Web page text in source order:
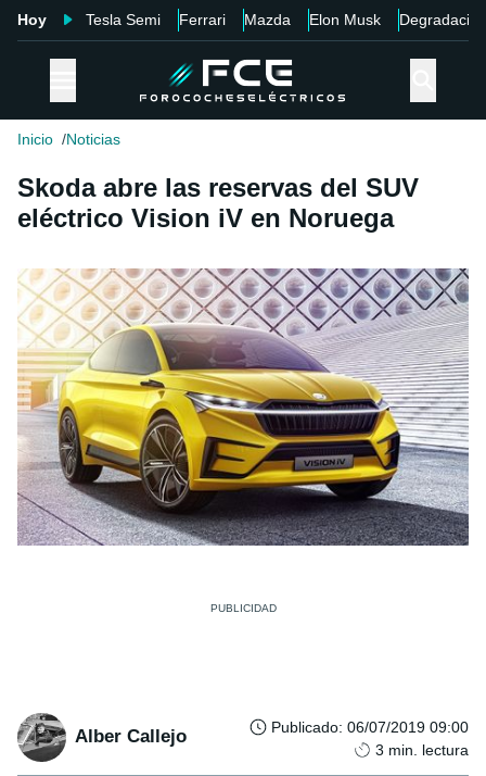
Hoy Tesla Semi Ferrari Mazda Elon Musk Degradación
Inicio Noticias
Skoda abre las reservas del SUV
eléctrico Vision iV en Noruega
Alber Callejo Publicado: 06/07/2019 09:00
3 min. lectura